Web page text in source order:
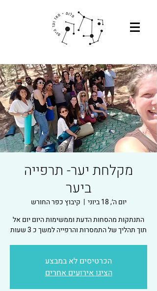
מקלחת יער- תרפייה
ביער
יום ה׳, 18 ביוני
  |
קיבוץ כפר החורש
התנתקות מהסחות הדעת וממשימות היום יום אל
תוך תהליך של התמסרות והרפייה למשך כ 3 שעות
הכרטיסים לא במבצע
הציגו אירועים אחרים